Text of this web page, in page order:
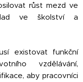
růst mezd ve
ve školství a
existovat funkční
vzdělávání,
aby pracovníci